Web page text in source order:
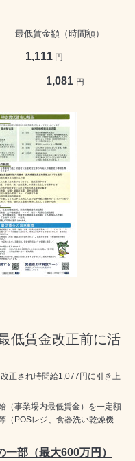
最低賃金額（時間額）
1,111 円
1,081 円
低賃金改正前に活
正され時間給1,077円に引き上
（事業場内最低賃金）を一定額
（POSレジ、食器洗い乾燥機
部（最大600万円）